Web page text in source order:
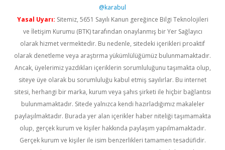
@karabul
Yasal Uyarı: Sitemiz, 5651 Sayılı Kanun gereğince Bilgi Teknolojileri
ve İletişim Kurumu (BTK) tarafından onaylanmış bir Yer Sağlayıcı
olarak hizmet vermektedir. Bu nedenle, sitedeki içerikleri proaktif
olarak denetleme veya araştırma yükümlülüğümüz bulunmamaktadır.
Ancak, üyelerimiz yazdıkları içeriklerin sorumluluğunu taşımakta olup,
siteye üye olarak bu sorumluluğu kabul etmiş sayılırlar. Bu internet
sitesi, herhangi bir marka, kurum veya şahıs şirketi ile hiçbir bağlantısı
bulunmamaktadır. Sitede yalnızca kendi hazırladığımız makaleler
paylaşılmaktadır. Burada yer alan içerikler haber niteliği taşımamakta
olup, gerçek kurum ve kişiler hakkında paylaşım yapılmamaktadır.
Gerçek kurum ve kişiler ile isim benzerlikleri tamamen tesadüfidir.